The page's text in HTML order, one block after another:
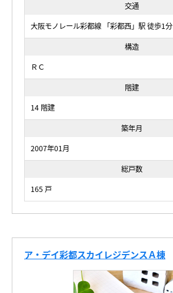
交通
大阪モノレール彩都線 「彩都西」駅 徒歩1分
構造
ＲＣ
階建
14 階建
築年月
2007年01月
総戸数
165 戸
ア・デイ彩都スカイレジデンスＡ棟